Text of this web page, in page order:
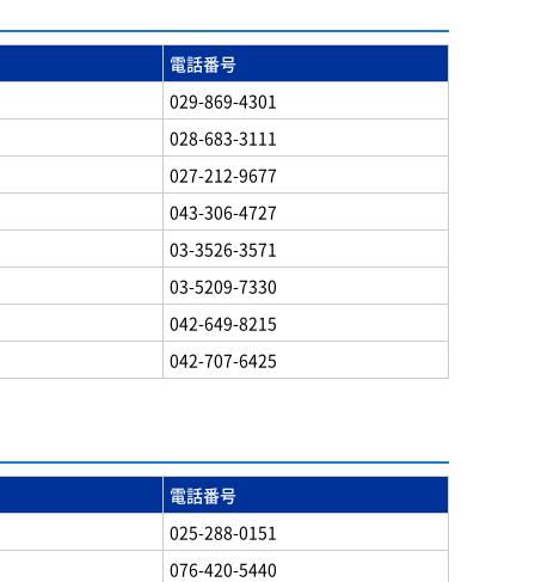
電話番号
029-869-4301
028-683-3111
027-212-9677
043-306-4727
03-3526-3571
03-5209-7330
042-649-8215
042-707-6425
電話番号
025-288-0151
076-420-5440